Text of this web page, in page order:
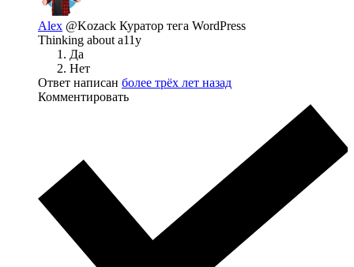
Alex @Kozack Куратор тега WordPress
Thinking about a11y
Да
Нет
Ответ написан более трёх лет назад
Комментировать